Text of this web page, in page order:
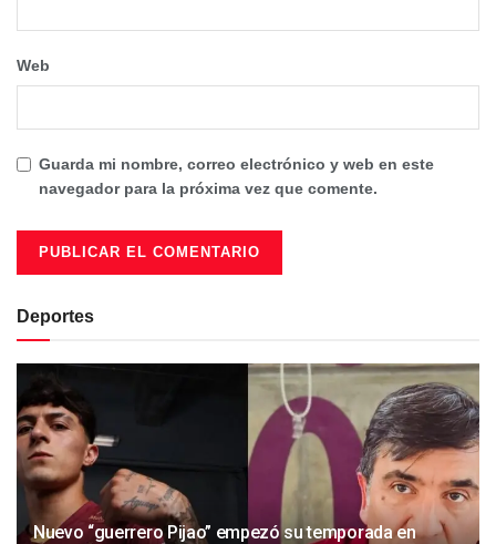
Web
Guarda mi nombre, correo electrónico y web en este
navegador para la próxima vez que comente.
Deportes
Nuevo “guerrero Pijao” empezó su temporada en